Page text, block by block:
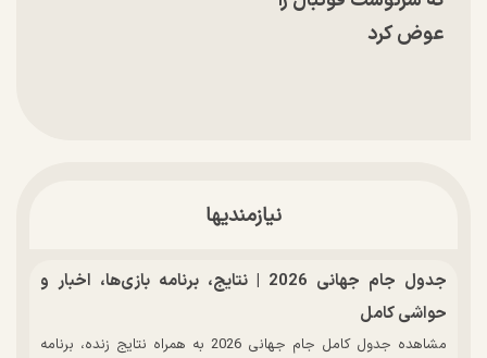
عوض کرد
نیازمندیها
جدول جام جهانی 2026 | نتایج، برنامه بازی‌ها، اخبار و
حواشی کامل
مشاهده جدول کامل جام جهانی 2026 به همراه نتایج زنده، برنامه